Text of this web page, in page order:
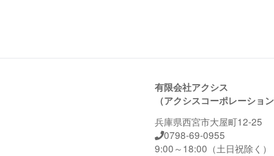
有限会社アクシス
（アクシスコーポレーション
兵庫県西宮市大屋町12-25
0798-69-0955
9:00～18:00（土日祝除く）